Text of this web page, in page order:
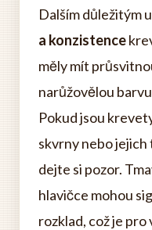
Dalším důležitým
a konzistence
měly mít
narůžovělou
Pokud jsou
skvrny nebo jejich
dejte si pozor.
hlavičce mohou
rozklad, což je